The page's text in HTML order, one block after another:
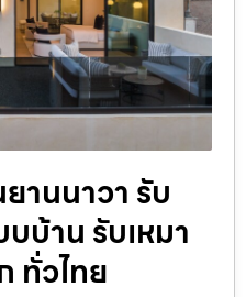
านนาวา รับ
บ้าน รับเหมา
ทั่วไทย